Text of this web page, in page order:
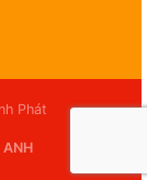
Phát
ANH